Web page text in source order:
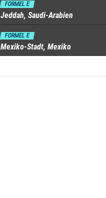
FORMEL E
Jeddah, Saudi-Arabien
FORMEL E
Mexiko-Stadt, Mexiko